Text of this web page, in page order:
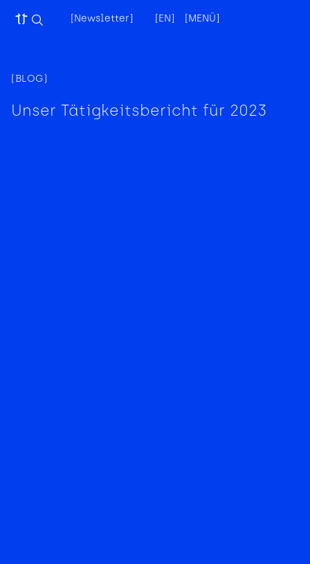
[Newsletter] [EN] [MENÜ]
(BLOG)
Unser Tätigkeitsbericht für 2023